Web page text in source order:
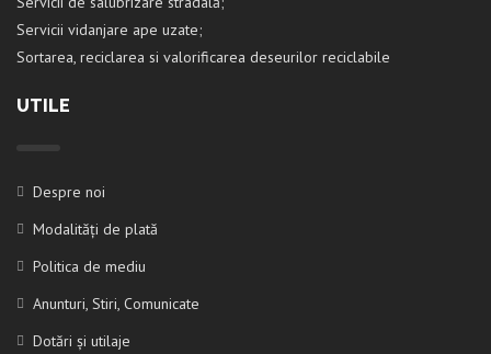
Servicii vidanjare ape uzate;
Sortarea, reciclarea si valorificarea deseurilor reciclabile
UTILE
Despre noi
Modalități de plată
Politica de mediu
Anunturi, Stiri, Comunicate
Dotări și utilaje